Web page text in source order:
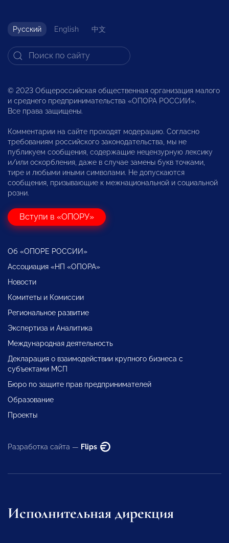
Русский English 中文
© 2023 Общероссийская общественная организация малого
и среднего предпринимательства «ОПОРА РОССИИ».
Все права защищены.
Комментарии на сайте проходят модерацию. Согласно
требованиям российского законодательства, мы не
публикуем сообщения, содержащие нецензурную лексику
и/или оскорбления, даже в случае замены букв точками,
тире и любыми иными символами. Не допускаются
сообщения, призывающие к межнациональной и социальной
розни.
Вступи в «ОПОРУ»
Об «ОПОРЕ РОССИИ»
Ассоциация «НП «ОПОРА»
Новости
Комитеты и Комиссии
Региональное развитие
Экспертиза и Аналитика
Международная деятельность
Декларация о взаимодействии крупного бизнеса с
субъектами МСП
Бюро по защите прав предпринимателей
Образование
Проекты
Разработка сайта — Flips
Исполнительная дирекция